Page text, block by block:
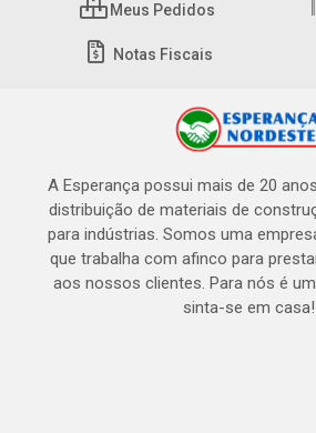
Meus Pedidos
Notas Fiscais
A Esperança possui mais de 20
distribuição de materiais de
para indústrias. Somos uma
que trabalha com afinco para
aos nossos clientes. Para nós é
sinta-se em casa!